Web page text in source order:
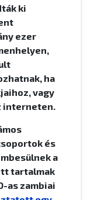
ki
ezer
ha
vagy
interneten.
és
a
tartalmak
as zambiai